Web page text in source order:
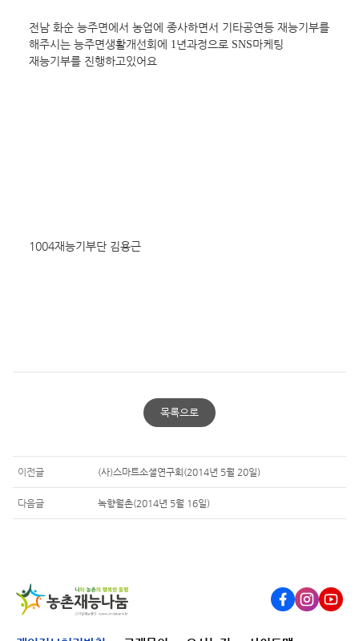
전남 화순 능주면에서 농업에 종사하면서 기타공연등 재능기부를
해주시는 능주면생활개선회에 1년과정으로 SNS마케팅
재능기부를 진행하고있어요
1004재능기부단 김용근
목록으로
이전글 (사)스마트소셜연구회(2014년 5월 20일)
다음글 녹향월촌(2014년 5월 16일)
FacebookInstagram